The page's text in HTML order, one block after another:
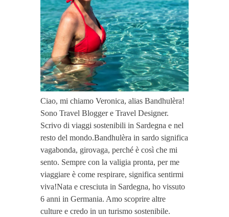
Ciao, mi chiamo Veronica, alias Bandhulèra!
Sono Travel Blogger e Travel Designer.
Scrivo di viaggi sostenibili in Sardegna e nel
resto del mondo.Bandhulèra in sardo significa
vagabonda, girovaga, perché è così che mi
sento. Sempre con la valigia pronta, per me
viaggiare è come respirare, significa sentirmi
viva!Nata e cresciuta in Sardegna, ho vissuto
6 anni in Germania. Amo scoprire altre
culture e credo in un turismo sostenibile.